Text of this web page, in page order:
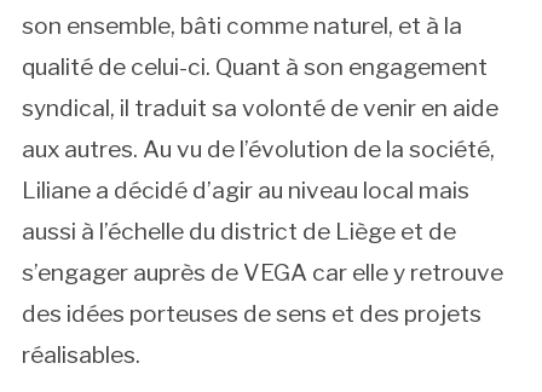
son ensemble, bâti comme naturel, et à la
qualité de celui-ci. Quant à son engagement
syndical, il traduit sa volonté de venir en aide
aux autres. Au vu de l’évolution de la société,
Liliane a décidé d’agir au niveau local mais
aussi à l’échelle du district de Liège et de
s’engager auprès de VEGA car elle y retrouve
des idées porteuses de sens et des projets
réalisables.